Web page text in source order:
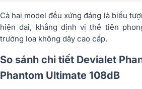
Cả hai model đều xứng đáng là biểu
hiện đại, khẳng định vị thế tiên
trường loa không dây cao cấp.
So sánh chi tiết Devialet
Phantom Ultimate 108dB